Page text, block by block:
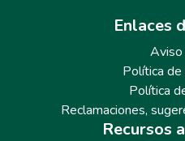
Enlaces
Política de
Política
Reclamaciones,
Recursos